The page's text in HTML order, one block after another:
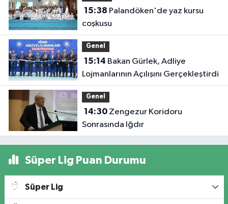
15:38
coşkusu
Genel
15:14
Lojmanlarının Açılışını Gerçekleştirdi
Genel
14:30Zengezur Koridoru
Sonrasında Iğdır
Süper Lig Puan Durumu
Süper Lig